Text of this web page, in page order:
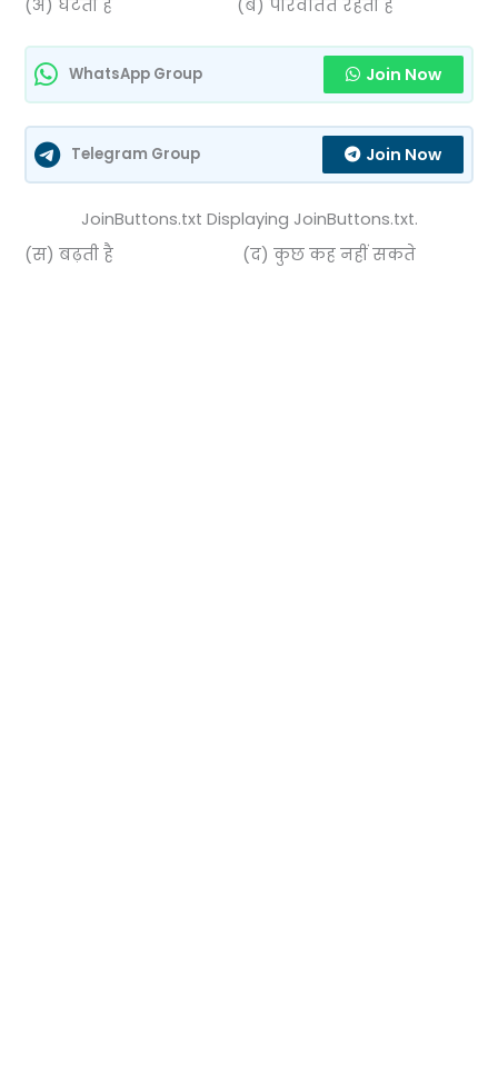
(अ) घटती है (ब) परिवर्तित रहती है
WhatsApp Group Join Now
Telegram Group Join Now
JoinButtons.txt Displaying JoinButtons.txt.
(स) बढ़ती है (द) कुछ कह नहीं सकते